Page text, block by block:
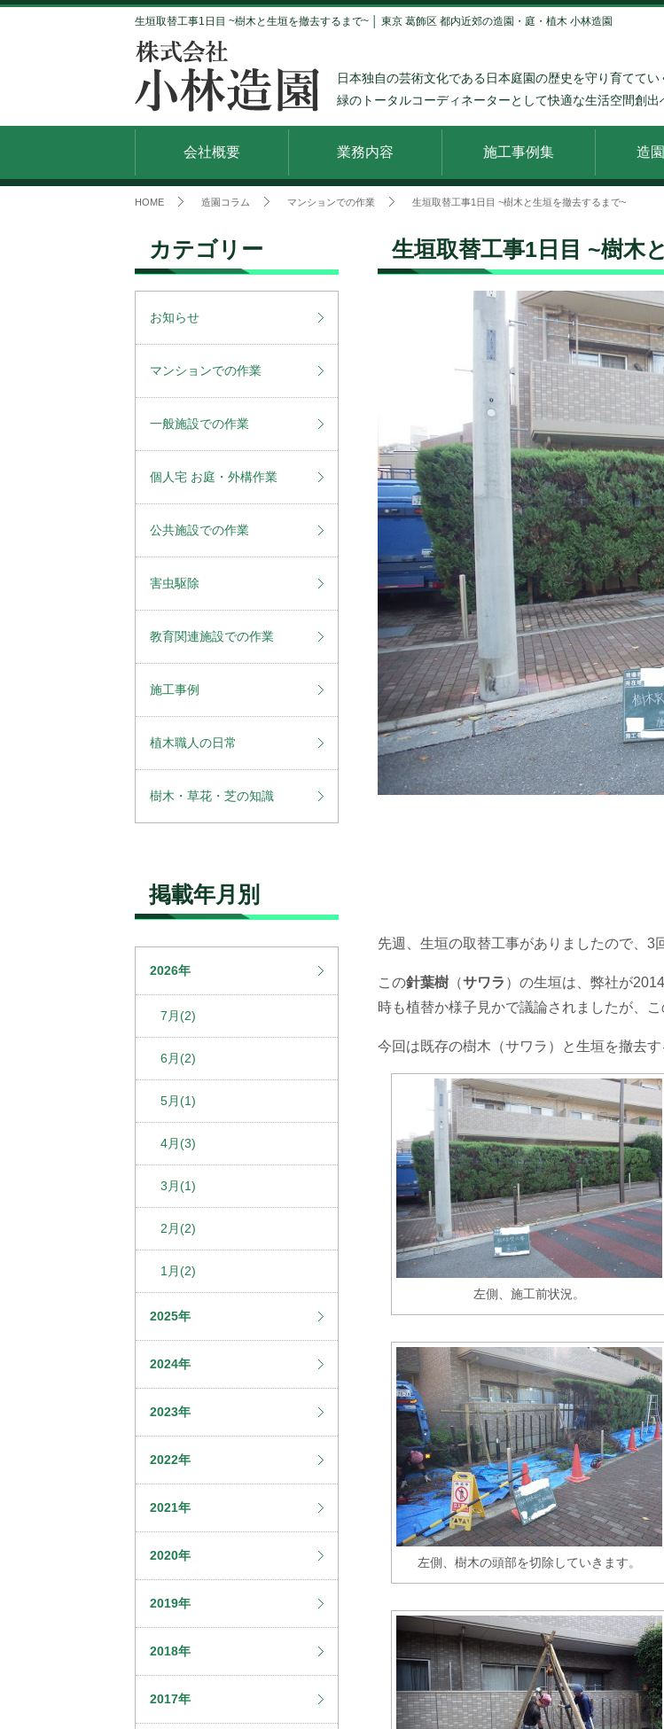
生垣取替工事1日目 ~樹木と生垣を撤去するまで~ │ 東京 葛飾区 都内近郊の造園・庭・植木 小林造園
日本独自の芸術文化である日本庭園の歴史を守り育ててい
緑のトータルコーディネーターとして快適な生活空間創出
会社概要 業務内容 施工事例集 造
HOME 造園コラム マンションでの作業 生垣取替工事1日目 ~樹木と生垣を撤去するまで~
生垣取替工事1日目 ~樹木
先週、生垣の取替工事がありましたので、3
この針葉樹 （サワラ ）の生垣は、弊社が
時も植替か様子見かで議論されましたが、
今回は既存の樹木（サワラ）と生垣を撤去す
左側、施工前状況。
左側、樹木の頭部を切除していきます。
カテゴリー
お知らせ
マンションでの作業
一般施設での作業
個人宅 お庭・外構作業
公共施設での作業
害虫駆除
教育関連施設での作業
施工事例
植木職人の日常
樹木・草花・芝の知識
掲載年月別
2026年
7月(2)
6月(2)
5月(1)
4月(3)
3月(1)
2月(2)
1月(2)
2025年
2024年
2023年
2022年
2021年
2020年
2019年
2018年
2017年